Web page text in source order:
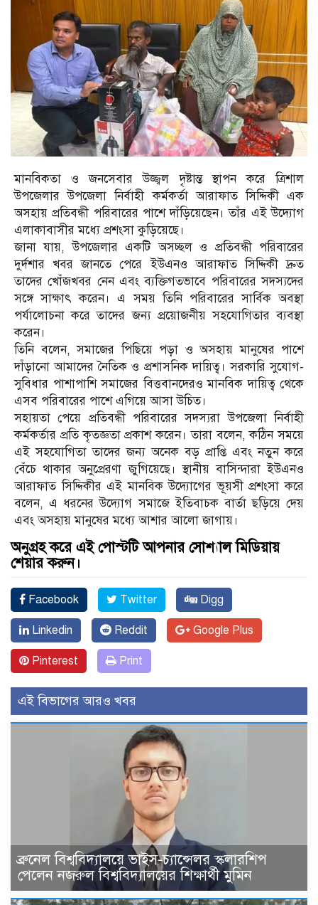
মানবিকতা ও জনসেবার উজ্জ্বল দৃষ্টান্ত স্থাপন করে ত্রিশাল
উপজেলার উপজেলা নির্বাহী কর্মকর্তা আরাফাত সিদ্দিকী এক
অসহায় প্রতিবন্ধী পরিবারের পাশে দাঁড়িয়েছেন। তাঁর এই উদ্যোগ
এলাকাবাসীর মধ্যে প্রশংসা কুড়িয়েছে।
জানা যায়, উপজেলার একটি অসচ্ছল ও প্রতিবন্ধী পরিবারের
দুর্দশার খবর জানতে পেরে ইউএনও আরাফাত সিদ্দিকী দ্রুত
তাদের খোঁজখবর নেন এবং ব্যক্তিগতভাবে পরিবারের সদস্যদের
সঙ্গে সাক্ষাৎ করেন। এ সময় তিনি পরিবারের সার্বিক অবস্থা
পর্যালোচনা করে তাদের জন্য প্রয়োজনীয় সহযোগিতার ব্যবস্থা
করেন।
তিনি বলেন, সমাজের পিছিয়ে পড়া ও অসহায় মানুষের পাশে
দাঁড়ানো আমাদের নৈতিক ও প্রশাসনিক দায়িত্ব। সরকারি সুযোগ-
সুবিধার পাশাপাশি সমাজের বিত্তবানদেরও মানবিক দায়িত্ব থেকে
এসব পরিবারের পাশে এগিয়ে আসা উচিত।
সহায়তা পেয়ে প্রতিবন্ধী পরিবারের সদস্যরা উপজেলা নির্বাহী
কর্মকর্তার প্রতি কৃতজ্ঞতা প্রকাশ করেন। তারা বলেন, কঠিন সময়ে
এই সহযোগিতা তাদের জন্য অনেক বড় প্রাপ্তি এবং নতুন করে
বেঁচে থাকার অনুপ্রেরণা জুগিয়েছে। স্থানীয় বাসিন্দারা ইউএনও
আরাফাত সিদ্দিকীর এই মানবিক উদ্যোগের ভূয়সী প্রশংসা করে
বলেন, এ ধরনের উদ্যোগ সমাজে ইতিবাচক বার্তা ছড়িয়ে দেয়
এবং অসহায় মানুষের মধ্যে আশার আলো জাগায়।
অনুগ্রহ করে এই পোস্টটি আপনার সোশ্যাল মিডিয়ায়
শেয়ার করুন।
Facebook Twitter Digg
Linkedin Reddit Google Plus
Pinterest Print
এই বিভাগের আরও খবর
ব্রুনেল বিশ্ববিদ্যালয়ে ভাইস-চ্যান্সেলর স্কলারশিপ
পেলেন নজরুল বিশ্ববিদ্যালয়ের শিক্ষার্থী মুমিন